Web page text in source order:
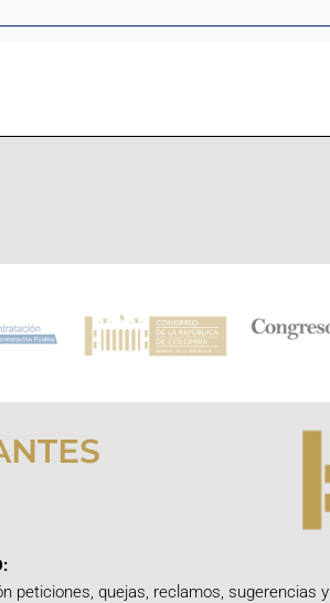
peticiones, quejas, reclamos, sugerencias y